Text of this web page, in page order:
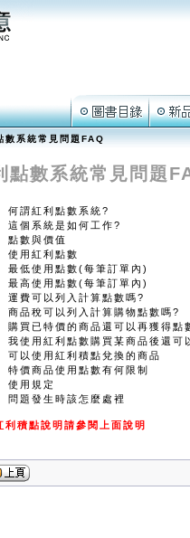
統常見問題FAQ
點數系統常見問題
何謂紅利點數系統?
這個系統是如何工作?
點數與價值
使用紅利點數
最低使用點數(每筆訂單內)
最高使用點數(每筆訂單內)
運費可以列入計算點數嗎?
商品稅可以列入計算購物點數嗎?
購買已特價的商品還可以再獲得點
我使用紅利點數購買某商品後還可
可以使用紅利積點兌換的商品
特價商品使用點數有何限制
使用規定
問題發生時該怎麼處裡
利積點說明請參閱上面說明